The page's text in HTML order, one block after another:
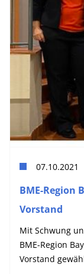
07.10.2021
BME-Region
Vorstand
Mit Schwung
BME-Region
Vorstand